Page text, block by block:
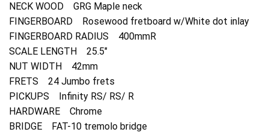
NECK WOOD GRG Maple neck
FINGERBOARD Rosewood fretboard w/White dot inlay
FINGERBOARD RADIUS 400mmR
SCALE LENGTH 25.5″
NUT WIDTH 42mm
FRETS 24 Jumbo frets
PICKUPS Infinity RS/ RS/ R
HARDWARE Chrome
BRIDGE FAT-10 tremolo bridge